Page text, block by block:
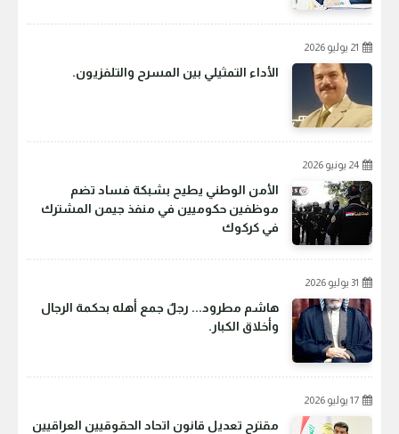
21 يوليو 2026
الأداء التمثيلي بين المسرح والتلفزيون.
24 يونيو 2026
الأمن الوطني يطيح بشبكة فساد تضم
موظفين حكوميين في منفذ جيمن المشترك
في كركوك
31 يوليو 2026
هاشم مطرود... رجلٌ جمع أهله بحكمة الرجال
وأخلاق الكبار.
17 يوليو 2026
مقترح تعديل قانون اتحاد الحقوقيين العراقيين